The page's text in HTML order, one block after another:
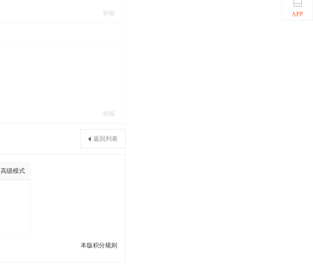
举报
举报
返回列表
高级模式
本版积分规则
APP